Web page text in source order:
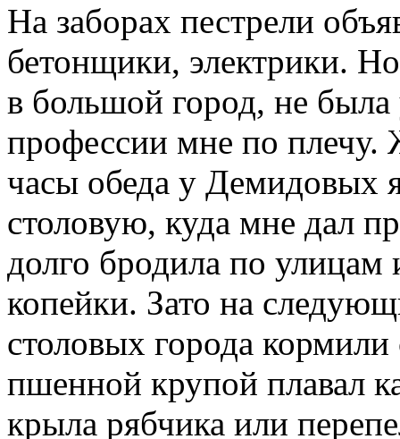
На заборах пестрели
бетонщики, электрики.
в большой город, не
профессии мне по плечу.
часы обеда у Демидовых
столовую, куда мне дал
долго бродила по улицам
копейки. Зато на
столовых города
пшенной крупой плавал
крыла рябчика или